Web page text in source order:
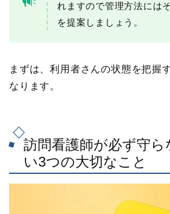
れますので管理方法には
を提案しましょう。
まずは、利用者さんの状態を把握
なります。
訪問看護師が必ず守
い3つの大切なこと